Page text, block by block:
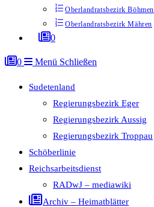
Oberlandratsbezirk Böhmen
Oberlandratsbezirk Mähren
0
0 Menü Schließen
Sudetenland
Regierungsbezirk Eger
Regierungsbezirk Aussig
Regierungsbezirk Troppau
Schöberlinie
Reichsarbeitsdienst
RADwJ – mediawiki
Archiv – Heimatblätter